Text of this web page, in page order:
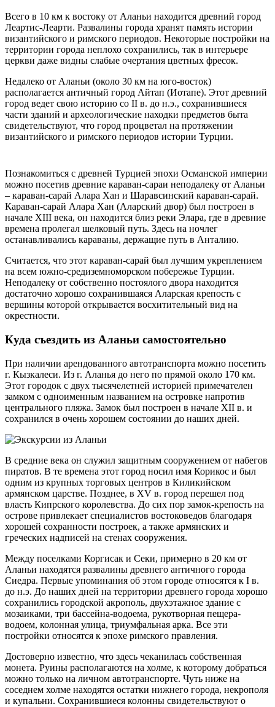
Всего в 10 км к востоку от Аланьи находится древний город
Леартис-Леарти. Развалины города хранят память истории
византийского и римского периодов. Некоторые постройки на
территории города неплохо сохранились, так в интерьере
церкви даже видны слабые очертания цветных фресок.
Недалеко от Аланьи (около 30 км на юго-восток)
располагается античный город Айтап (Иотапе). Этот древний
город ведет свою историю со II в. до н.э., сохранившиеся
части зданий и археологические находки предметов быта
свидетельствуют, что город процветал на протяжении
византийского и римского периодов истории Турции.
Познакомиться с древней Турцией эпохи Османской империи
можно посетив древние караван-сараи неподалеку от Аланьи
– караван-сарай Алара Хан и Шаравсинский караван-сарай.
Караван-сарай Алара Хан (Аларский двор) был построен в
начале XIII века, он находится близ реки Элара, где в древние
времена пролегал шелковый путь. Здесь на ночлег
останавливались караваны, держащие путь в Анталию.
Считается, что этот караван-сарай был лучшим укреплением
на всем южно-средиземноморском побережье Турции.
Неподалеку от собственно постоялого двора находится
достаточно хорошо сохранившаяся Аларская крепость с
вершины которой открывается восхитительный вид на
окрестности.
Куда съездить из Аланьи самостоятельно
При наличии арендованного автотранспорта можно посетить
г. Кызкалеси. Из г. Аланья до него по прямой около 170 км.
Этот городок с двух тысячелетней историей примечателен
замком с одноименным названием на островке напротив
центрального пляжа. Замок был построен в начале XII в. и
сохранился в очень хорошем состоянии до наших дней.
В средние века он служил защитным сооружением от набегов
пиратов. В те времена этот город носил имя Корикос и был
одним из крупных торговых центров в Киликийском
армянском царстве. Позднее, в XV в. город перешел под
власть Кипрского королевства. До сих пор замок-крепость на
острове привлекает специалистов востоковедов благодаря
хорошей сохранности построек, а также армянских и
греческих надписей на стенах сооружения.
Между поселками Коргисак и Секи, примерно в 20 км от
Аланьи находятся развалины древнего античного города
Сиедра. Первые упоминания об этом городе относятся к I в.
до н.э. До наших дней на территории древнего города хорошо
сохранились городской акрополь, двухэтажное здание с
мозаиками, три бассейна-водоема, рукотворная пещера-
водоем, колонная улица, триумфальная арка. Все эти
постройки относятся к эпохе римского правления.
Достоверно известно, что здесь чеканилась собственная
монета. Руины располагаются на холме, к которому добраться
можно только на личном автотранспорте. Чуть ниже на
соседнем холме находятся остатки нижнего города, некрополя
и купальни. Сохранившиеся колонны свидетельствуют о